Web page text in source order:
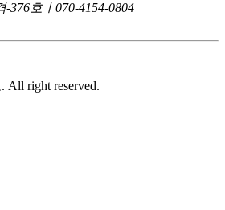
376호ㅣ070-4154-0804
All right reserved.